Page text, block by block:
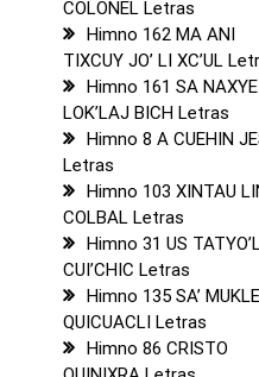
COLONEL Letras
Himno 162 MA ANI
TIXCUY JO’ LI XC’UL
Himno 161 SA NAXYE
LOK’LAJ BICH Letras
Himno 8 A CUEHIN
Letras
Himno 103 XINTAU
COLBAL Letras
Himno 31 US
CUI’CHIC Letras
Himno 135 SA’
QUICUACLI Letras
Himno 86 CRISTO